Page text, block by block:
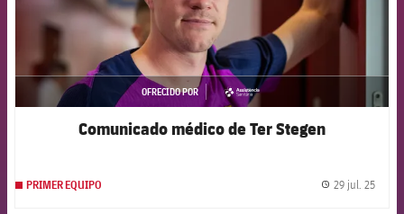
OFRECIDO POR
asistencia
Comunicado médico de Ter Stegen
PRIMER EQUIPO 29 jul. 25